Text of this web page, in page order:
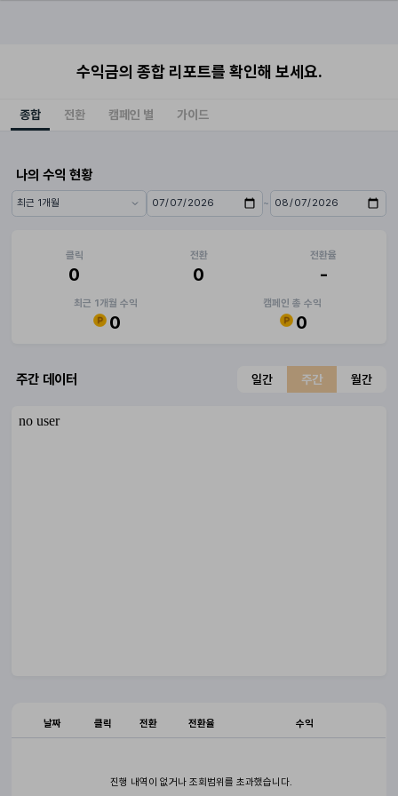
수익금의 종합 리포트를 확인해 보세요.
종합 전환 캠페인 별 가이드
나의 수익 현황
기간 프리셋 시작일 ~
종료일
클릭
0
전환
0
전환율
-
최근 1개월 수익
0
캠페인 총 수익
0
주간 데이터 일간 주간 월간
날짜 클릭 전환 전환율 수익
진행 내역이 없거나 조회범위를 초과했습니다.